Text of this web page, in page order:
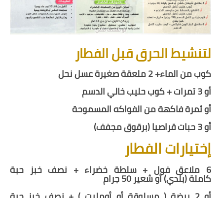
لتنشيط الحرق قبل الفطار
كوب من الماء+ 2 ملعقة صغيرة عسل نحل
أو 3 تمرات + كوب حليب خالي الدسم
أو ثمرة فاكهة من الفواكه المسموحة
أو 3 حبات قراصيا (برقوق مجفف)
إختيارات الفطار
6 ملاعق فول + سلطة خضراء + نصف خبز حبة
كاملة(بلدي)أو شعير50جرام